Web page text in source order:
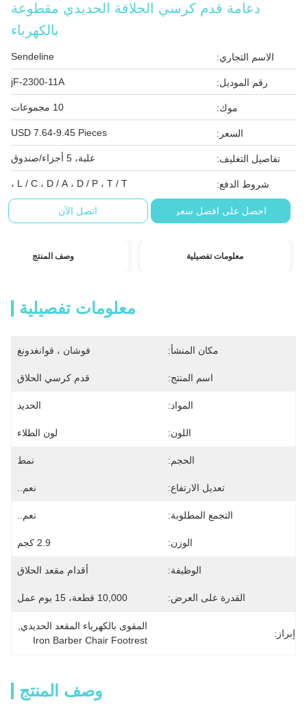
دعامة قدم كرسي الحلاقة الحديدي مقطوعة
بالكهرباء
الاسم التجاري: Sendeline
رقم الموديل: jF-2300-11A
موك: 10 مجموعات
السعر: USD 7.64-9.45 Pieces
تفاصيل التغليف: علبة، 5 أجزاء/صندوق
شروط الدفع: L / C ، D / A ، D / P ، T / T ،
احصل على افضل سعر اتصل الآن
معلومات تفصيلية وصف المنتج
معلومات تفصيلية
مكان المنشأ: فوشان ، قوانغدونغ
اسم المنتج: قدم كرسي الحلاق
المواد: الحديد
اللون: لون الطلاء
الحجم: نمط
تعديل الارتفاع: نعم..
التجمع المطلوبة: نعم..
الوزن: 2.9 كجم
الوظيفة: أقدام مقعد الحلاق
القدرة على العرض: 10,000 قطعة، 15 يوم عمل
إبراز:
المقوى بالكهرباء المقعد الحديدي
Iron Barber Chair Footrest
وصف المنتج